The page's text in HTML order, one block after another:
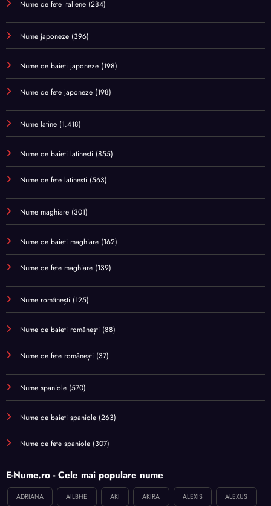
Nume de fete italiene (284)
Nume japoneze (396)
Nume de baieti japoneze (198)
Nume de fete japoneze (198)
Nume latine (1.418)
Nume de baieti latinesti (855)
Nume de fete latinesti (563)
Nume maghiare (301)
Nume de baieti maghiare (162)
Nume de fete maghiare (139)
Nume românești (125)
Nume de baieti românești (88)
Nume de fete românești (37)
Nume spaniole (570)
Nume de baieti spaniole (263)
Nume de fete spaniole (307)
E-Nume.ro - Cele mai populare nume
ADRIANA AILBHE AKI AKIRA ALEXIS ALEXUS